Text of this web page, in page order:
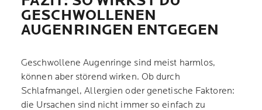
GESCHWOLLENEN
AUGENRINGEN ENTGEGEN
Geschwollene Augenringe sind meist harmlos,
können aber störend wirken. Ob durch
Schlafmangel, Allergien oder genetische Faktoren:
die Ursachen sind nicht immer so einfach zu